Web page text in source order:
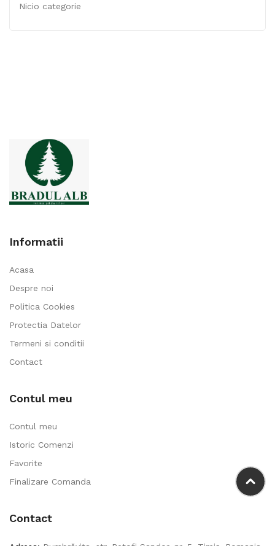
Nicio categorie
Informatii
Acasa
Despre noi
Politica Cookies
Protectia Datelor
Termeni si conditii
Contact
Contul meu
Contul meu
Istoric Comenzi
Favorite
Finalizare Comanda
Contact